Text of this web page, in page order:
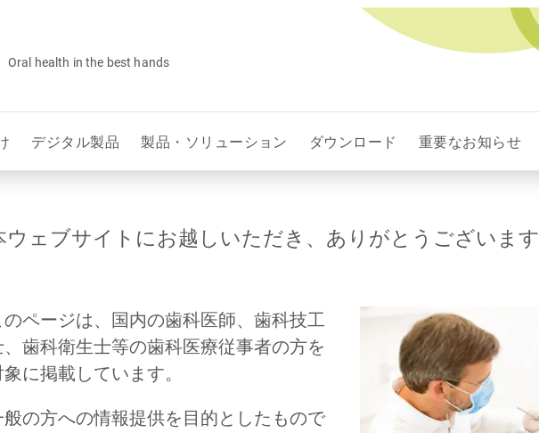
Oral health in the best hands
デジタル製品 製品・ソリューション ダウンロード 重要なお知らせ
ウェブサイトにお越しいただき、ありがとうございます
のページは、国内の歯科医師、歯科技工
、歯科衛生士等の歯科医療従事者の方を
象に掲載しています。
般の方への情報提供を目的としたもので